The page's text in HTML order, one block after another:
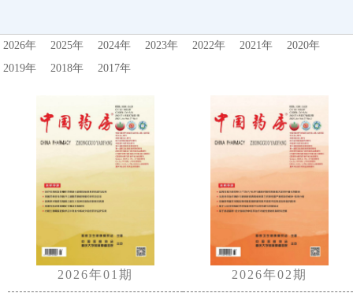
2026年 2025年 2024年 2023年 2022年 2021年
2020年
2019年
2018年 2017年
2026年01期 2026年02期